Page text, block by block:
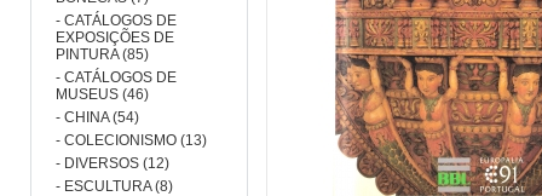
- CATÁLOGOS DE
EXPOSIÇÕES DE
PINTURA (85)
- CATÁLOGOS DE
MUSEUS (46)
- CHINA (54)
- COLECIONISMO (13)
- DIVERSOS (12)
- ESCULTURA (8)